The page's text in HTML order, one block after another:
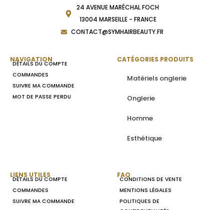
24 AVENUE MARÉCHAL FOCH
13004 MARSEILLE - FRANCE
CONTACT@SYMHAIRBEAUTY.FR
NAVIGATION
DÉTAILS DU COMPTE
COMMANDES
SUIVRE MA COMMANDE
MOT DE PASSE PERDU
CATÉGORIES PRODUITS
Matériels onglerie
Onglerie
Homme
Esthétique
LIENS UTILES
DÉTAILS DU COMPTE
COMMANDES
SUIVRE MA COMMANDE
FAQ
CONDITIONS DE VENTE
MENTIONS LÉGALES
POLITIQUES DE